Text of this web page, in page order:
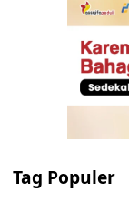
Tag Populer